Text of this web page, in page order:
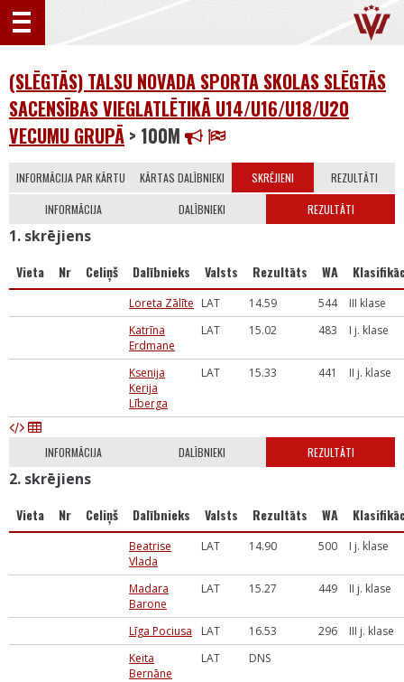
(SLĒGTĀS) TALSU NOVADA SPORTA SKOLAS SLĒGTĀS
SACENSĪBAS VIEGLATLĒTIKĀ U14/U16/U18/U20
VECUMU GRUPĀ > 100M
INFORMĀCIJA PAR KĀRTU KĀRTAS DALĪBNIEKI SKRĒJIENI REZULTĀTI
INFORMĀCIJA DALĪBNIEKI REZULTĀTI
1. skrējiens
Vieta Nr Celiņš Dalībnieks Valsts Rezultāts WA
Loreta Zālīte LAT 14.59 544
III klase
Katrīna
Erdmane
LAT 15.02 483 I j. klase
Ksenija
Kerija
Līberga
LAT 15.33 441 II j. klase
INFORMĀCIJA DALĪBNIEKI REZULTĀTI
2. skrējiens
Vieta Nr Celiņš Dalībnieks Valsts Rezultāts WA
Beatrise
Vlada
LAT 14.90 500 I j. klase
Madara
Barone
LAT 15.27 449 II j. klase
Līga Pociusa LAT 16.53 296
III j. klase
Keita
Bernāne
LAT DNS